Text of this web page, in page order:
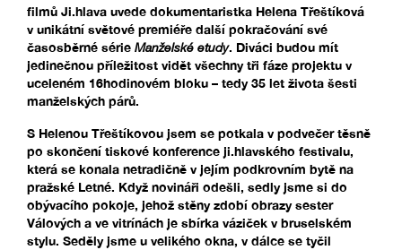
filmů Ji.hlava uvede dokumentaristka Helena Třeštíková
v unikátní světové premiéře další pokračování své
časosběrné série Manželské etudy. Diváci budou mít
jedinečnou příležitost vidět všechny tři fáze projektu v
uceleném 16hodinovém bloku – tedy 35 let života šesti
manželských párů.
S Helenou Třeštíkovou jsem se potkala v podvečer těsně
po skončení tiskové konference ji.hlavského festivalu,
která se konala netradičně v jejím podkrovním bytě na
pražské Letné. Když novináři odešli, sedly jsme si do
obývacího pokoje, jehož stěny zdobí obrazy sester
Válových a ve vitrínách je sbírka váziček v bruselském
stylu. Seděly jsme u velikého okna, v dálce se tyčil